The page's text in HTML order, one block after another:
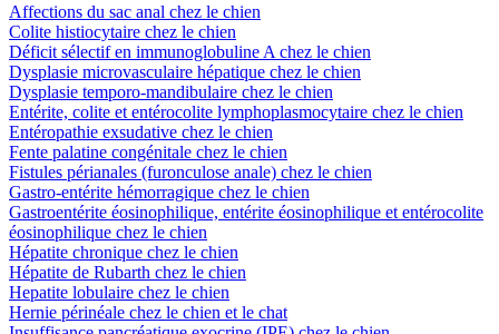
Affections du sac anal chez le chien
Colite histiocytaire chez le chien
Déficit sélectif en immunoglobuline A chez le chien
Dysplasie microvasculaire hépatique chez le chien
Dysplasie temporo-mandibulaire chez le chien
Entérite, colite et entérocolite lymphoplasmocytaire chez le chien
Entéropathie exsudative chez le chien
Fente palatine congénitale chez le chien
Fistules périanales (furonculose anale) chez le chien
Gastro-entérite hémorragique chez le chien
Gastroentérite éosinophilique, entérite éosinophilique et entérocolite
éosinophilique chez le chien
Hépatite chronique chez le chien
Hépatite de Rubarth chez le chien
Hepatite lobulaire chez le chien
Hernie périnéale chez le chien et le chat